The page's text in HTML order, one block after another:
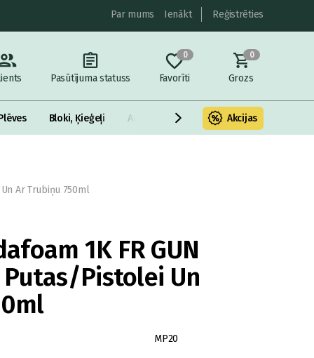
Par mums Ienākt Reģistrēties
Pasūtījuma statuss
0
Favorīti
0
Grozs
Bloki, Ķieģeļi Armatūra un metāls Fasādes
Akcijas
Ar Trubiņu 750ml
1K FR GUN
Pistolei Un
MP20